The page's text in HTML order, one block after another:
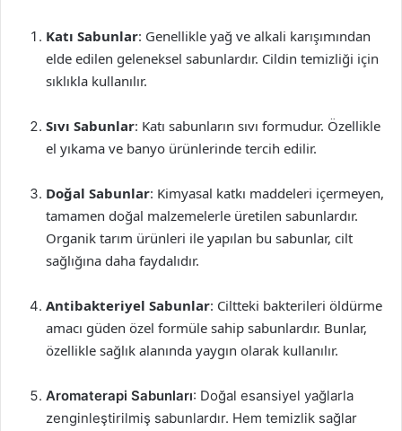
Katı Sabunlar: Genellikle yağ ve alkali karışımından
elde edilen geleneksel sabunlardır. Cildin temizliği için
sıklıkla kullanılır.
Sıvı Sabunlar: Katı sabunların sıvı formudur. Özellikle
el yıkama ve banyo ürünlerinde tercih edilir.
Doğal Sabunlar: Kimyasal katkı maddeleri içermeyen,
tamamen doğal malzemelerle üretilen sabunlardır.
Organik tarım ürünleri ile yapılan bu sabunlar, cilt
sağlığına daha faydalıdır.
Antibakteriyel Sabunlar: Ciltteki bakterileri öldürme
amacı güden özel formüle sahip sabunlardır. Bunlar,
özellikle sağlık alanında yaygın olarak kullanılır.
Aromaterapi Sabunları: Doğal esansiyel yağlarla
zenginleştirilmiş sabunlardır. Hem temizlik sağlar